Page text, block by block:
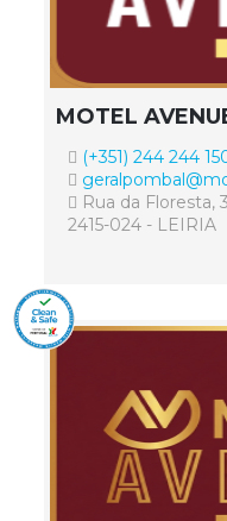
MOTEL
(+351) 244 244
Rua da Floresta,
2415-024 - LEIRIA